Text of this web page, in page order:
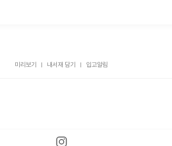
미리보기 내서재 담기 입고알림